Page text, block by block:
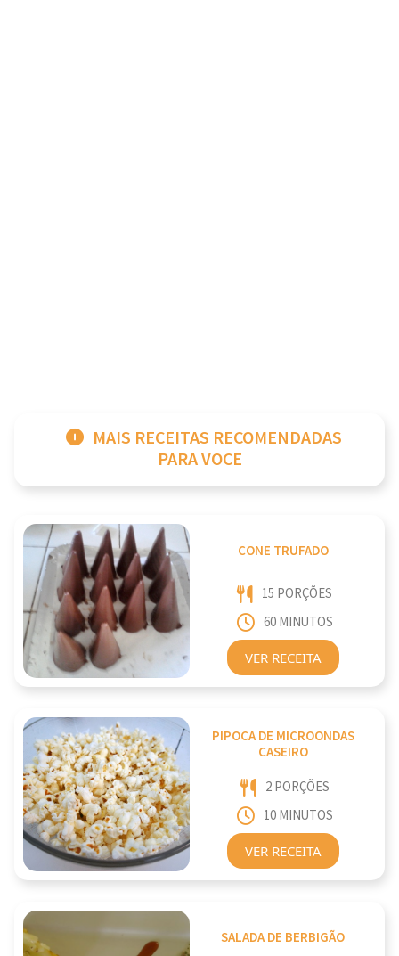
MAIS RECEITAS RECOMENDADAS
PARA VOCE
CONE TRUFADO
15 PORÇÕES
60 MINUTOS
VER RECEITA
PIPOCA DE MICROONDAS
CASEIRO
2 PORÇÕES
10 MINUTOS
VER RECEITA
SALADA DE BERBIGÃO